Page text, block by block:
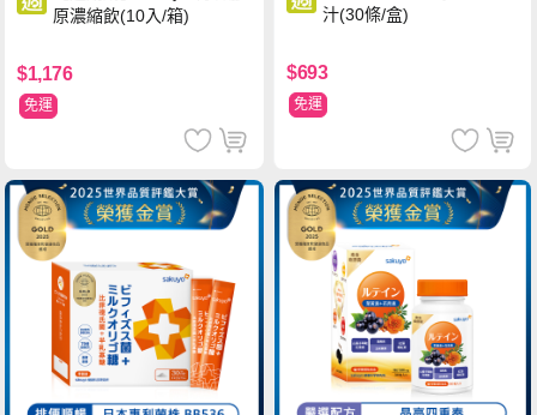
原濃縮飲(10入/箱)
$1,176
免運
汁(30條/盒)
$693
免運